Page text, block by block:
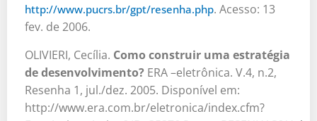
http://www.pucrs.br/gpt/resenha.php. Acesso: 13
fev. de 2006.
OLIVIERI, Cecília. Como construir uma estratégia
de desenvolvimento? ERA –eletrônica. V.4, n.2,
Resenha 1, jul./dez. 2005. Disponível em:
http://www.era.com.br/eletronica/index.cfm?